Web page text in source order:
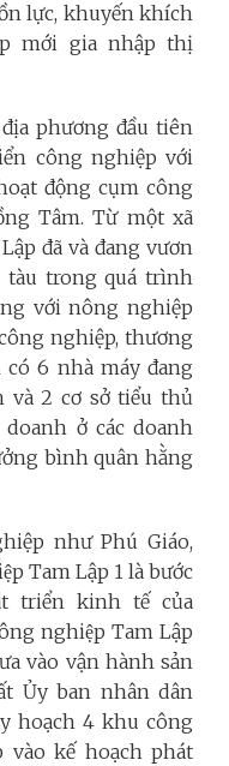
lực, khuyến khích
mới gia nhập thị
phương đầu tiên
công nghiệp với
động cụm công
Tâm. Từ một xã
đã và đang vươn
tàu trong quá trình
với nông nghiệp
nghiệp, thương
6 nhà máy đang
và 2 cơ sở tiểu thủ
ở các doanh
bình quân hằng
như Phú Giáo,
Tam Lập 1 là bước
triển kinh tế của
nghiệp Tam Lập
vào vận hành sản
Ủy ban nhân dân
hoạch 4 khu công
vào kế hoạch phát